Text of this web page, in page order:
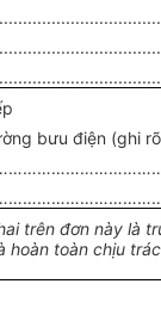
bưu điện (ghi
trên đơn này là
hoàn toàn chịu